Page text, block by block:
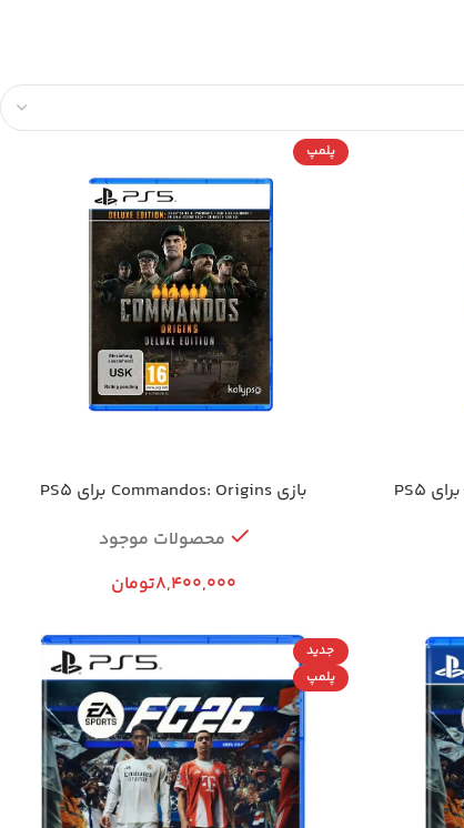
پلمپ
بازی Commandos: Origins برای PS5
محصولات موجود
8,400,000تومان
جدید
پلمپ